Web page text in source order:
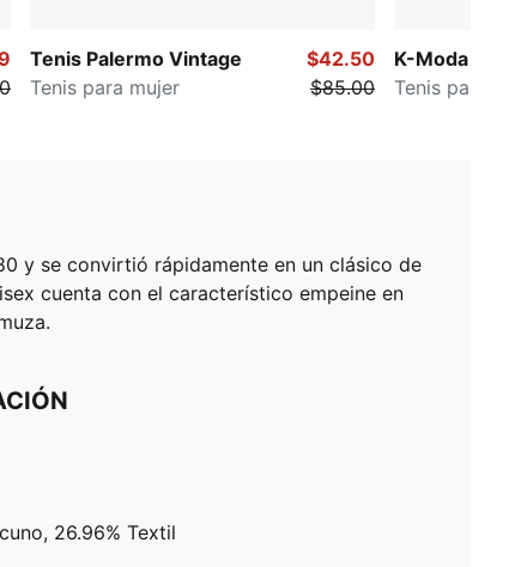
Tenis Palermo Vintage
Tenis para mujer
$42.50
$85.00
K-Moda
Tenis para
y se convirtió rápidamente en un clásico de
cuenta con el característico empeine en
26.96% Textil